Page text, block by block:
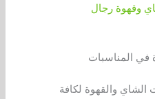
وقهوة رجال
في المناسبات
الشاي والقهوة لكافة